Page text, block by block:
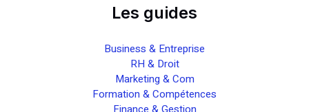
Les guides
Business & Entreprise
RH & Droit
Marketing & Com
Formation & Compétences